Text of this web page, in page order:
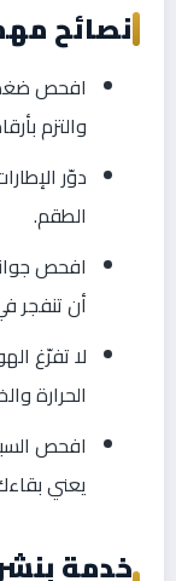
نصائح
افحص ضغط
والتزم
الطقم.
افحص
أن تنفجر
لا تفرّغ
الحرارة
افحص
يعني
خدمة